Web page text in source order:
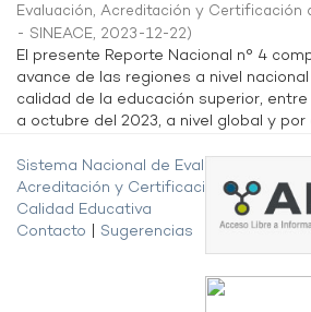
Evaluación, Acreditación y Certificación
- SINEACE, 2023-12-22)
El presente Reporte Nacional n° 4
avance de las regiones a nivel
calidad de la educación superior,
a octubre del 2023, a nivel global y por
Sistema Nacional de Evaluación,
Acreditación y Certificación de la
Calidad Educativa
Contacto
Sugerencias